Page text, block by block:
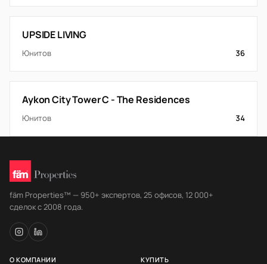
UPSIDE LIVING
Юнитов 36
Aykon City Tower C - The Residences
Юнитов 34
fäm Properties™ — 950+ экспертов, 25 офисов, 12 000+
сделок с 2008 года.
О КОМПАНИИ КУПИТЬ